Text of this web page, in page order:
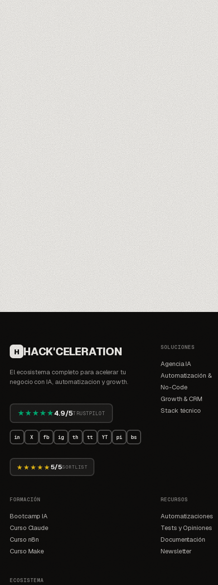
Reservar la auditoría gratis de 60 min
H HACK'CELERATION
El ecosistema completo para acelerar tu
negocio con IA, automatizacion y growth.
★★★★★4.9/5TRUSTPILOT
in X fb ig th tt YT pi bs
★★★★★ 5/5SORTLIST
SOLUCIONES
Agencia IA
Automatización &
No-Code
Growth & CRM
Stack técnico
FORMACIÓN
Bootcamp IA
Curso Claude
Curso n8n
Curso Make
RECURSOS
Automatizaciones
Tests y Opiniones
Documentación
Newsletter
ECOSISTEMA